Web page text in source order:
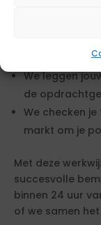
We leggen
de
We checken
markt om je
Met deze
succesvolle
binnen 24 uur
of we samen